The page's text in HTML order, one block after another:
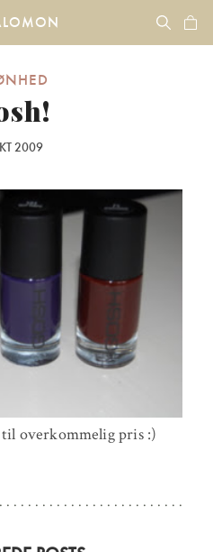
2009
overkommelig pris :)